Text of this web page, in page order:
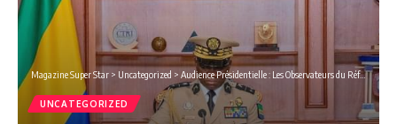
Magazine Super Star > Uncategorized > Audience Présidentielle : Les Observateurs du Référendum Félicitent le Gabon pour une Organisation Exemplaire
UNCATEGORIZED